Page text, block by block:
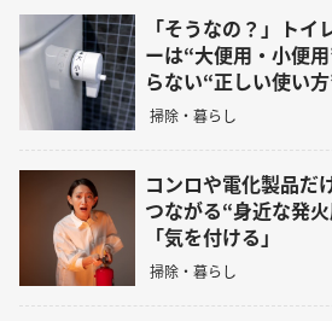
「そうなの？」ト
ーは“大便用・小便
らない“正しい使い
掃除・暮らし
コンロや電化製品
つながる“身近な発
「気を付ける」
掃除・暮らし